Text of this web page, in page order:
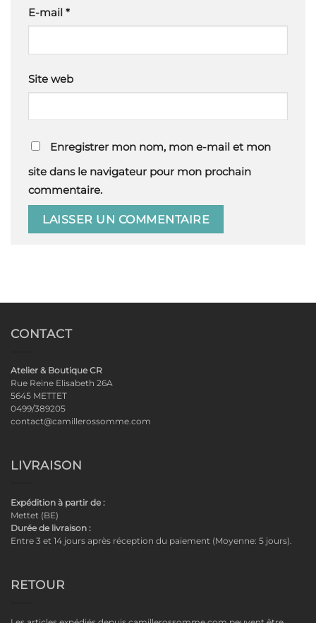
E-mail *
Site web
Enregistrer mon nom, mon e-mail et mon
site dans le navigateur pour mon prochain
commentaire.
CONTACT
Atelier & Boutique CR
Rue Reine Elisabeth 26A
5645 METTET
0499/389205
contact@camillerossomme.com
LIVRAISON
Expédition à partir de :
Mettet (BE)
Durée de livraison :
Entre 3 et 14 jours après réception du paiement (Moyenne: 5 jours).
RETOUR